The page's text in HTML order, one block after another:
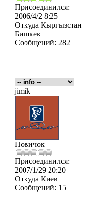
Присоединился:
2006/4/2 8:25
Откуда Кыргызстан
Бишкек
Сообщений: 282
jimik
Новичок
Присоединился:
2007/1/29 20:20
Откуда Киев
Сообщений: 15